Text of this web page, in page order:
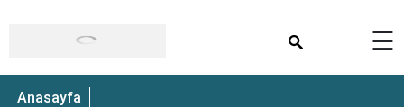
☰
Anasayfa